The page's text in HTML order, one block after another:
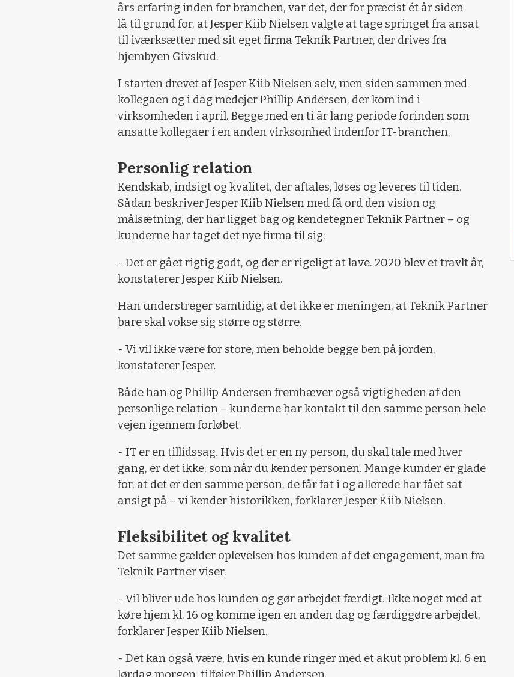
års erfaring inden for branchen, var det, der for præcist ét år siden
lå til grund for, at Jesper Kiib Nielsen valgte at tage springet fra ansat
til iværksætter med sit eget firma Teknik Partner, der drives fra
hjembyen Givskud.
I starten drevet af Jesper Kiib Nielsen selv, men siden sammen med
kollegaen og i dag medejer Phillip Andersen, der kom ind i
virksomheden i april. Begge med en ti år lang periode forinden som
ansatte kollegaer i en anden virksomhed indenfor IT-branchen.
Personlig relation
Kendskab, indsigt og kvalitet, der aftales, løses og leveres til tiden.
Sådan beskriver Jesper Kiib Nielsen med få ord den vision og
målsætning, der har ligget bag og kendetegner Teknik Partner – og
kunderne har taget det nye firma til sig:
- Det er gået rigtig godt, og der er rigeligt at lave. 2020 blev et travlt år,
konstaterer Jesper Kiib Nielsen.
Han understreger samtidig, at det ikke er meningen, at Teknik Partner
bare skal vokse sig større og større.
- Vi vil ikke være for store, men beholde begge ben på jorden,
konstaterer Jesper.
Både han og Phillip Andersen fremhæver også vigtigheden af den
personlige relation – kunderne har kontakt til den samme person hele
vejen igennem forløbet.
- IT er en tillidssag. Hvis det er en ny person, du skal tale med hver
gang, er det ikke, som når du kender personen. Mange kunder er glade
for, at det er den samme person, de får fat i og allerede har fået sat
ansigt på – vi kender historikken, forklarer Jesper Kiib Nielsen.
Fleksibilitet og kvalitet
Det samme gælder oplevelsen hos kunden af det engagement, man fra
Teknik Partner viser.
- Vil bliver ude hos kunden og gør arbejdet færdigt. Ikke noget med at
køre hjem kl. 16 og komme igen en anden dag og færdiggøre arbejdet,
forklarer Jesper Kiib Nielsen.
- Det kan også være, hvis en kunde ringer med et akut problem kl. 6 en
lørdag morgen, tilføjer Phillip Andersen.